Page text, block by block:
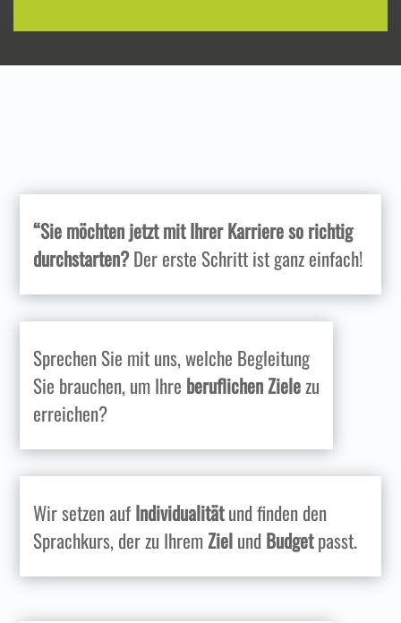
“Sie möchten jetzt mit Ihrer Karriere so richtig
durchstarten?Der erste Schritt ist ganz einfach!
Sprechen Sie mit uns, welche Begleitung
Sie brauchen, um Ihre beruflichen Zielezu
erreichen?
Wir setzen aufIndividualitätund finden den
Sprachkurs, der zu IhremZielund Budgetpasst.